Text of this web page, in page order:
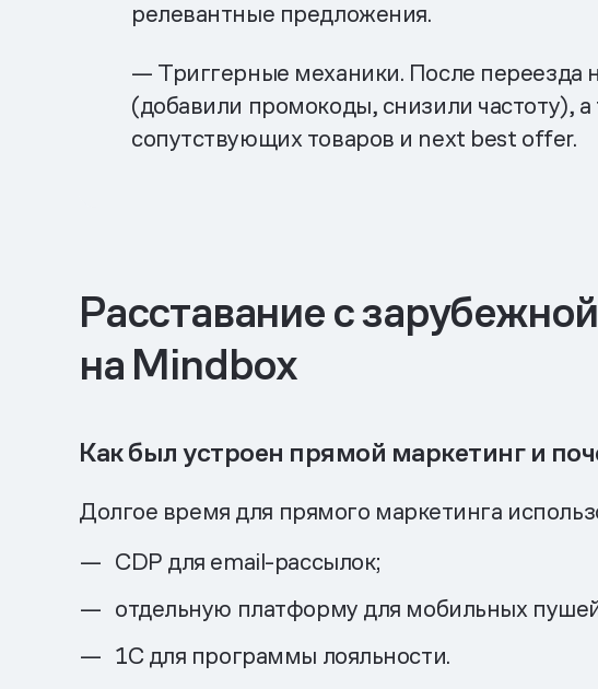
релевантные предложения.
— Триггерные механики. После
(добавили промокоды, снизили частоту),
сопутствующих товаров и next best offer.
Расставание с
на Mindbox
Как был устроен прямой маркетинг и
Долгое время для прямого маркетинга
CDP для email-рассылок;
отдельную платформу для мобильных
1С для программы лояльности.